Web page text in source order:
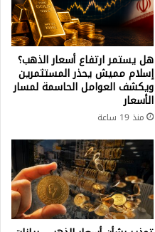
هل يستمر ارتفاع أسعار الذهب؟
إسلام مميش يحذر المستثمرين
ويكشف العوامل الحاسمة لمسار
الأسعار
منذ 19 ساعة